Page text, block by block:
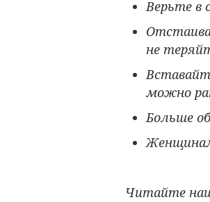
Верьте в
не
можно
Больше
Читайте